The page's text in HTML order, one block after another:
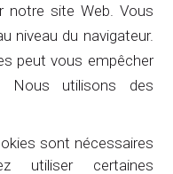
notre site Web. Vous
niveau du navigateur.
peut vous empêcher
Nous utilisons des
sont nécessaires
utiliser certaines